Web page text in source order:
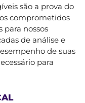
são a prova do
comprometidos
para nossos
de análise e
de suas
para